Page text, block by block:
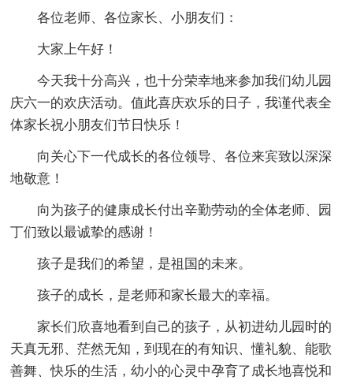
各位老师、各位家长、小朋友们：
大家上午好！
今天我十分高兴，也十分荣幸地来参加我们幼儿园
庆六一的欢庆活动。值此喜庆欢乐的日子，我谨代表全
体家长祝小朋友们节日快乐！
向关心下一代成长的各位领导、各位来宾致以深深
地敬意！
向为孩子的健康成长付出辛勤劳动的全体老师、园
丁们致以最诚挚的感谢！
孩子是我们的希望，是祖国的未来。
孩子的成长，是老师和家长最大的幸福。
家长们欣喜地看到自己的孩子，从初进幼儿园时的
天真无邪、茫然无知，到现在的有知识、懂礼貌、能歌
善舞、快乐的生活，幼小的心灵中孕育了成长地喜悦和